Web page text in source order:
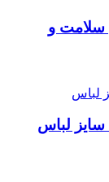
سلامت و
سایز لباس